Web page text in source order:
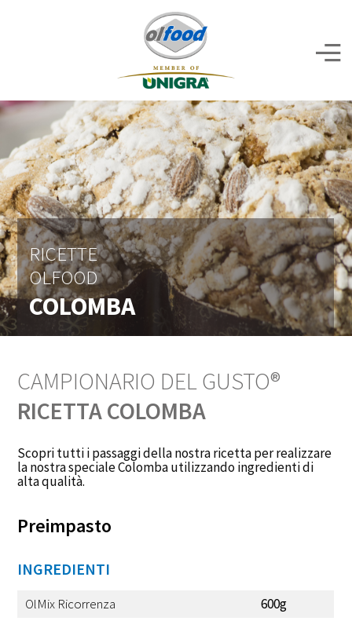
RICETTE
OLFOOD
COLOMBA
CAMPIONARIO DEL GUSTO®
RICETTA COLOMBA
Scopri tutti i passaggi della nostra ricetta per realizzare
la nostra speciale Colomba utilizzando ingredienti di
alta qualità.
Preimpasto
INGREDIENTI
OlMix Ricorrenza
600g